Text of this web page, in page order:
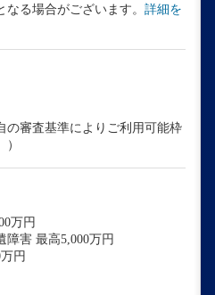
る場合がございます。 詳細を
の審査基準によりご利用可能枠
万円
害 最高5,000万円
円